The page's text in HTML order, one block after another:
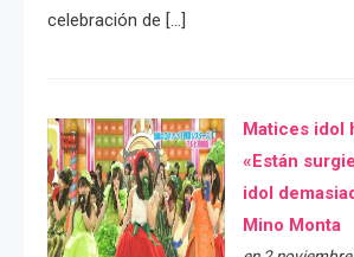
celebración de […]
Matices idol
«Están
idol
Mino Monta